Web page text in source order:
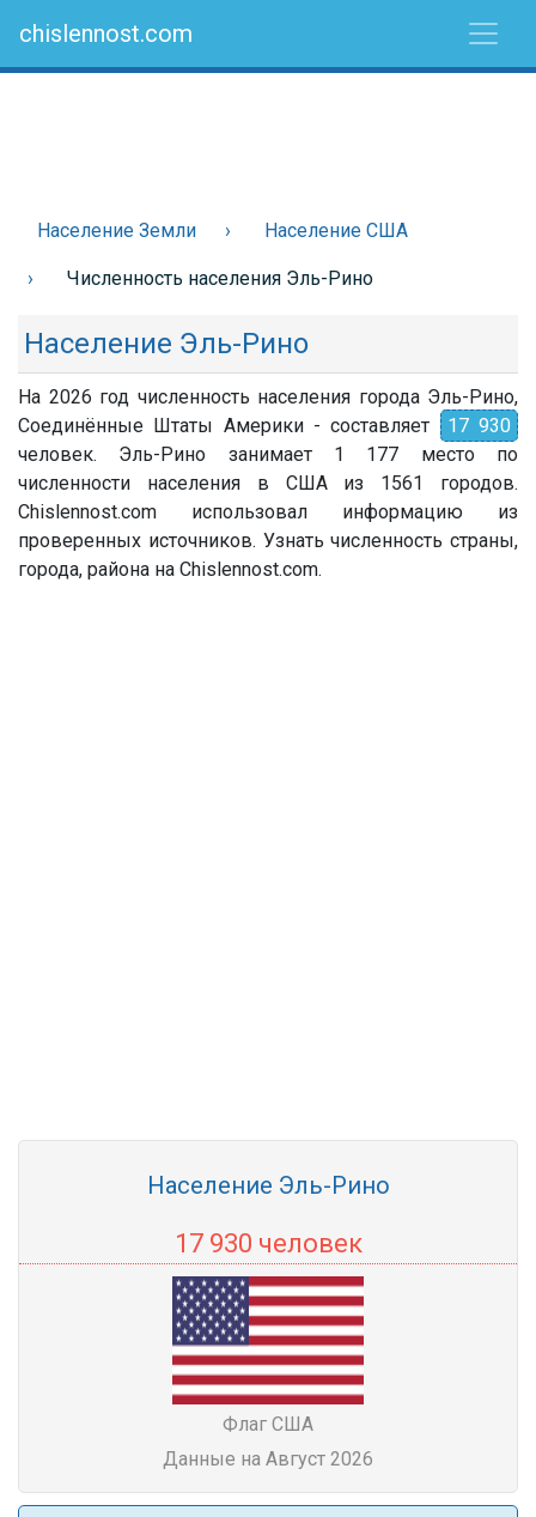
chislennost.com
Население Земли Население США
Численность населения Эль-Рино
Население Эль-Рино
На 2026 год численность населения города Эль-Рино,
Соединённые Штаты Америки - составляет
17 930
человек. Эль-Рино занимает 1 177 место по
численности населения в США из 1561 городов.
Chislennost.com использовал информацию из
проверенных источников. Узнать численность страны,
города, района на Chislennost.com.
Население Эль-Рино
17 930 человек
Флаг США
Данные на Август 2026